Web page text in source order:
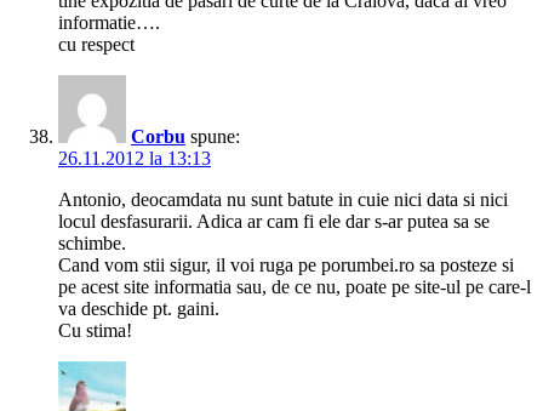
informatie….
cu respect
Corbu spune:
26.11.2012 la 13:13
Antonio, deocamdata nu sunt batute in cuie nici data si nici
locul desfasurarii. Adica ar cam fi ele dar s-ar putea sa se
schimbe.
Cand vom stii sigur, il voi ruga pe porumbei.ro sa posteze si
pe acest site informatia sau, de ce nu, poate pe site-ul pe care-l
va deschide pt. gaini.
Cu stima!